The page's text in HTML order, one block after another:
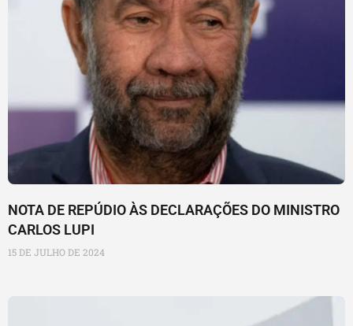
NOTA DE REPÚDIO ÀS DECLARAÇÕES DO MINISTRO
CARLOS LUPI
15 DE JULHO DE 2024